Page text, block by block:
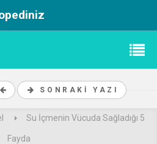
SONRAKI YAZI
Su İçmenin Vücuda Sağladığı 5
Fayda